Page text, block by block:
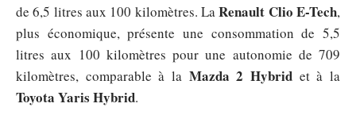
de 6,5 litres aux 100 kilomètres. LaRenault Clio E-Tech,
plus économique, présente une consommation de 5,5
litres aux 100 kilomètres pour une autonomie de 709
kilomètres, comparable à la Mazda 2 Hybrid et à la
Toyota Yaris Hybrid.